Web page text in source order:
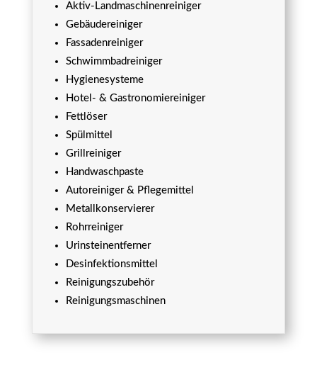
Aktiv-Landmaschinenreiniger
Gebäudereiniger
Fassadenreiniger
Schwimmbadreiniger
Hygienesysteme
Hotel- & Gastronomiereiniger
Fettlöser
Spülmittel
Grillreiniger
Handwaschpaste
Autoreiniger & Pflegemittel
Metallkonservierer
Rohrreiniger
Urinsteinentferner
Desinfektionsmittel
Reinigungszubehör
Reinigungsmaschinen